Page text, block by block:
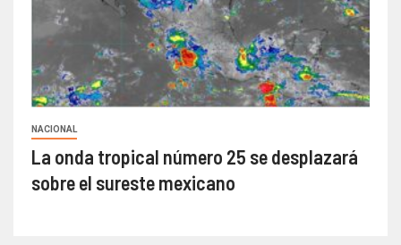
NACIONAL
La onda tropical número 25 se desplazará
sobre el sureste mexicano